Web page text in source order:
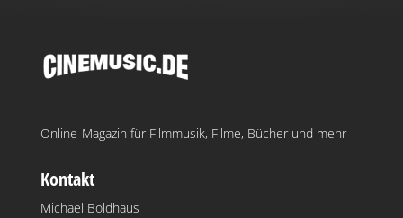
Online-Magazin für Filmmusik, Filme, Bücher und mehr
Kontakt
Michael Boldhaus